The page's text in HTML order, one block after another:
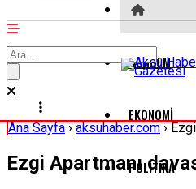
GÜNDEM
EKONOMI
POLITIKA
Ana Sayfa›aksuhaber.com›
Ezgi Apartmanı